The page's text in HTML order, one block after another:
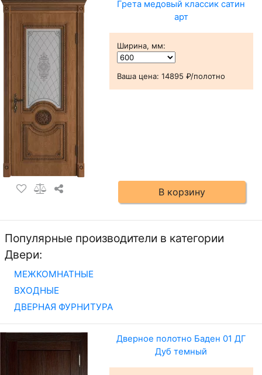
Грета медовый классик сатин
арт
Ширина, мм:
Ваша цена: 14895 ₽/полотно
В корзину
Популярные производители в категории
Двери:
МЕЖКОМНАТНЫЕ
ВХОДНЫЕ
ДВЕРНАЯ ФУРНИТУРА
Дверное полотно Баден 01 ДГ
Дуб темный